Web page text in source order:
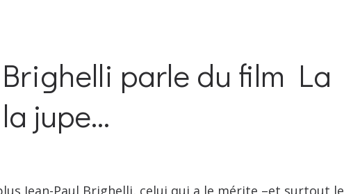
parle du film La
jupe…
Paul Brighelli, celui qui a le mérite –et surtout le